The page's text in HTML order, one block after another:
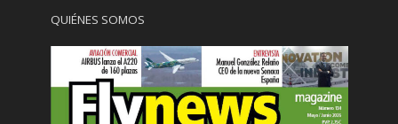
QUIÉNES SOMOS